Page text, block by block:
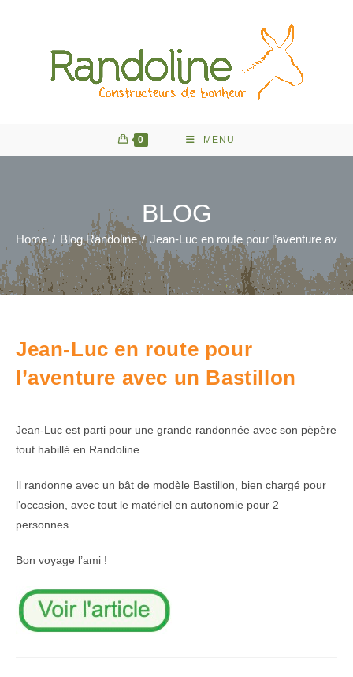
0 MENU
BLOG
Home / Blog Randoline / Jean-Luc en route pour l’aventure
Jean-Luc en route pour
l’aventure avec un Bastillon
Jean-Luc est parti pour une grande randonnée avec son pèpère
tout habillé en Randoline.
Il randonne avec un bât de modèle Bastillon, bien chargé pour
l’occasion, avec tout le matériel en autonomie pour 2
personnes.
Bon voyage l’ami !